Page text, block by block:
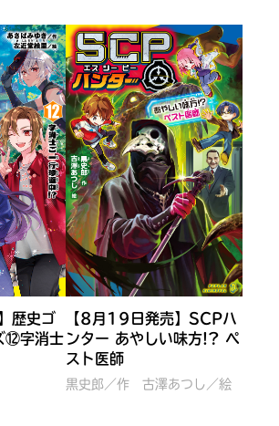
ラフト
ト剣
レッツゴー！まいぜんシス
ターズ とつぜん、王様に
歴史ゴ
⑫字消士
【8月19日発売】SCPハ
ンター あやしい味方!? ペ
スト医師
黒史郎／作 古澤あつし／絵